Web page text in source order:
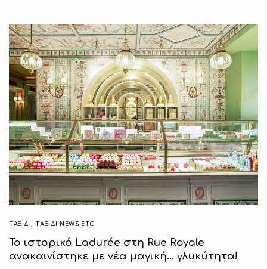
ΤΑΞΙΔΙ,ΤΑΞΊΔΙ NEWS ETC.
Το ιστορικό Ladurée στη Rue Royale
ανακαινίστηκε με νέα μαγική… γλυκύτητα!